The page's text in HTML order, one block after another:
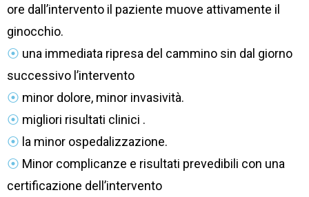
ore dall’intervento il paziente muove attivamente il
ginocchio.
⦿ una immediata ripresa del cammino sin dal giorno
successivo l’intervento
⦿ minor dolore, minor invasività.
⦿ migliori risultati clinici .
⦿ la minor ospedalizzazione.
⦿ Minor complicanze e risultati prevedibili con una
certificazione dell’intervento